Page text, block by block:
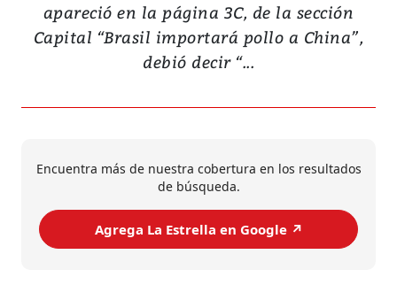
apareció en la página 3C, de la sección
Capital “Brasil importará pollo a China”,
debió decir “...
Encuentra más de nuestra cobertura en los resultados
de búsqueda.
Agrega La Estrella en Google ↗️